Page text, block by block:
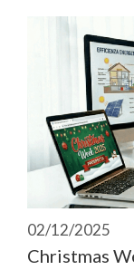
02/12/2025
Christmas